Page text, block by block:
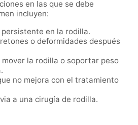
en las que se debe
incluyen:
en la rodilla.
o deformidades después
la rodilla o soportar peso
no mejora con el tratamiento
a una cirugía de rodilla.